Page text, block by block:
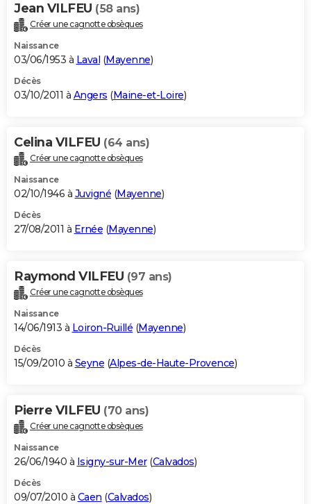
Jean VILFEU (58 ans)
Créer une cagnotte obsèques
Naissance
03/06/1953 à Laval (Mayenne)
Décès
03/10/2011 à Angers (Maine-et-Loire)
Celina VILFEU (64 ans)
Créer une cagnotte obsèques
Naissance
02/10/1946 à Juvigné (Mayenne)
Décès
27/08/2011 à Ernée (Mayenne)
Raymond VILFEU (97 ans)
Créer une cagnotte obsèques
Naissance
14/06/1913 à Loiron-Ruillé (Mayenne)
Décès
15/09/2010 à Seyne (Alpes-de-Haute-Provence)
Pierre VILFEU (70 ans)
Créer une cagnotte obsèques
Naissance
26/06/1940 à Isigny-sur-Mer(Calvados)
Décès
09/07/2010 à Caen (Calvados)